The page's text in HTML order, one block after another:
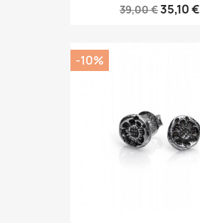
39,00 €35,10 €
-10%